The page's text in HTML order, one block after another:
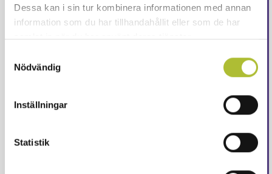
Dessa kan i sin tur kombinera informationen med annan
information som du har tillhandahållit eller som de har
samlat in när du har använt deras tjänster.
Nödvändig
Inställningar
Statistik
Detta innehåll är endast för
våra medlemmar
Logga in för att fortsätta läsa. Inte medlem än?